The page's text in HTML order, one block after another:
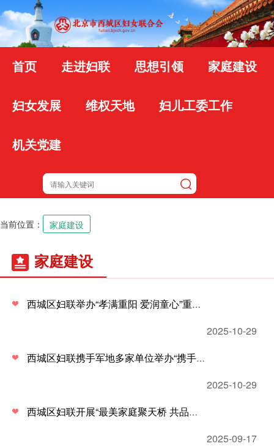
首页 走进妇联 思想引领 家庭建设
妇女发展 维权天地 妇儿工委工作
机关党建
当前位置： 家庭建设
家庭建设
西城区妇联举办“孝满重阳 爱润童心”重阳节主题活动
2025-10-29
西城区妇联携手军地多家单位举办“携手共进 同心筑梦”青年交友联谊活动
2025-10-29
西城区妇联开展“最美家庭聚天桥 共品文化传家风”礼遇家庭活动
2025-09-17